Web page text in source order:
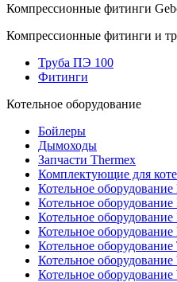
Компрессионные фитинги
Компрессионные фитинги и
Труба ПЭ 100
Фитинги
Котельное оборудование
Бойлеры
Дымоходы
Запчасти Thermex
Комплектующие для
Котельное оборудование
Котельное оборудование
Котельное
Котельное оборудование
Котельное оборудование
Котельное оборудование
Котельное оборудование